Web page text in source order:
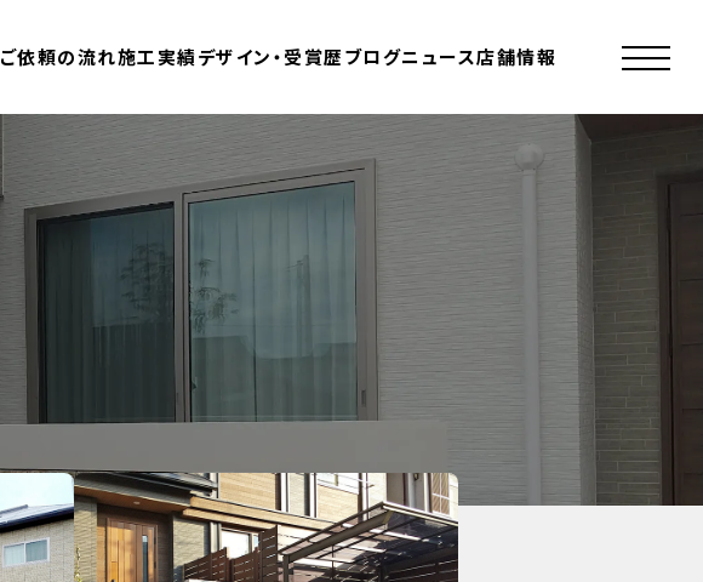
ご依頼の流れ施工実績デザイン・受賞歴ブログニュース店舗情報